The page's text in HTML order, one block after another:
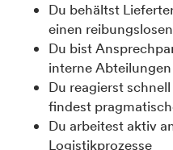
Du behältst
einen
Du bist
interne
Du reagierst
findest
Du arbeitest aktiv
Logistikprozesse